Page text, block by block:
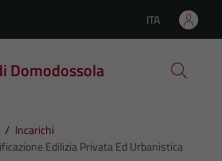
Lingua attiva:
ITA
Domodossola
/ Incarichi
Edilizia Privata Ed Urbanistica